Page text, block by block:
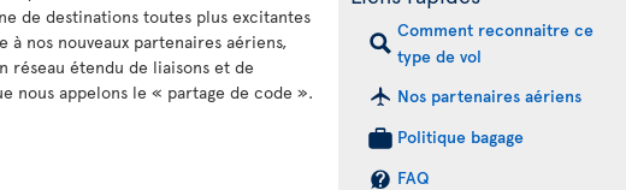
de destinations toutes plus excitantes
à nos nouveaux partenaires aériens,
réseau étendu de liaisons et de
nous appelons le « partage de code ».
Comment reconnaitre ce
type de vol
Nos partenaires aériens
Politique bagage
FAQ